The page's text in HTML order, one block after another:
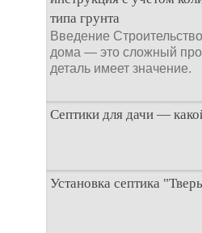
типа грунта
Введение
дома — это сложный
деталь имеет значение.
Септики для дачи —
При строительстве дачи
первоочередных задач
Установка септика